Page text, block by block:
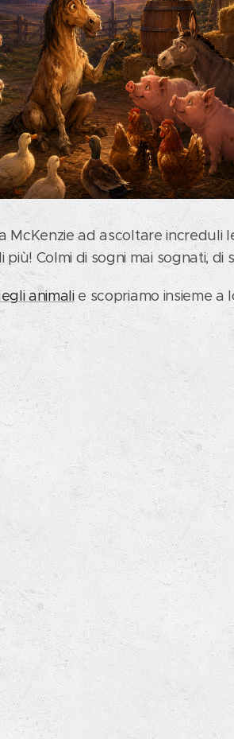
McKenzie ad ascoltare increduli
Colmi di sogni mai sognati, di
animalie scopriamo insieme a